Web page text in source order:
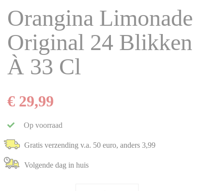
Orangina Limonade
Original 24 Blikken
À 33 Cl
€ 29,99
Op voorraad
Gratis verzending v.a. 50 euro, anders 3,99
Volgende dag in huis